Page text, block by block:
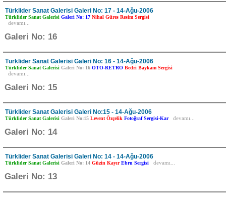
Türklider Sanat Galerisi Galeri No: 17 - 14-Ağu-2006
Türklider Sanat Galerisi Galeri No: 17 Nihal Güres Resim Sergisi
devamı...
Galeri No: 16
Türklider Sanat Galerisi Galeri No: 16 - 14-Ağu-2006
Türklider Sanat Galerisi Galeri No: 16 OTO-RETRO Bedri Baykam Sergisi
devamı...
Galeri No: 15
Türklider Sanat Galerisi Galeri No:15 - 14-Ağu-2006
Türklider Sanat Galerisi Galeri No:15 Levent Özçelik Fotoğraf Sergisi-Kar devamı...
Galeri No: 14
Türklider Sanat Galerisi Galeri No: 14 - 14-Ağu-2006
Türklider Sanat Galerisi Galeri No: 14 Güzin KayırEbru Sergisi devamı...
Galeri No: 13